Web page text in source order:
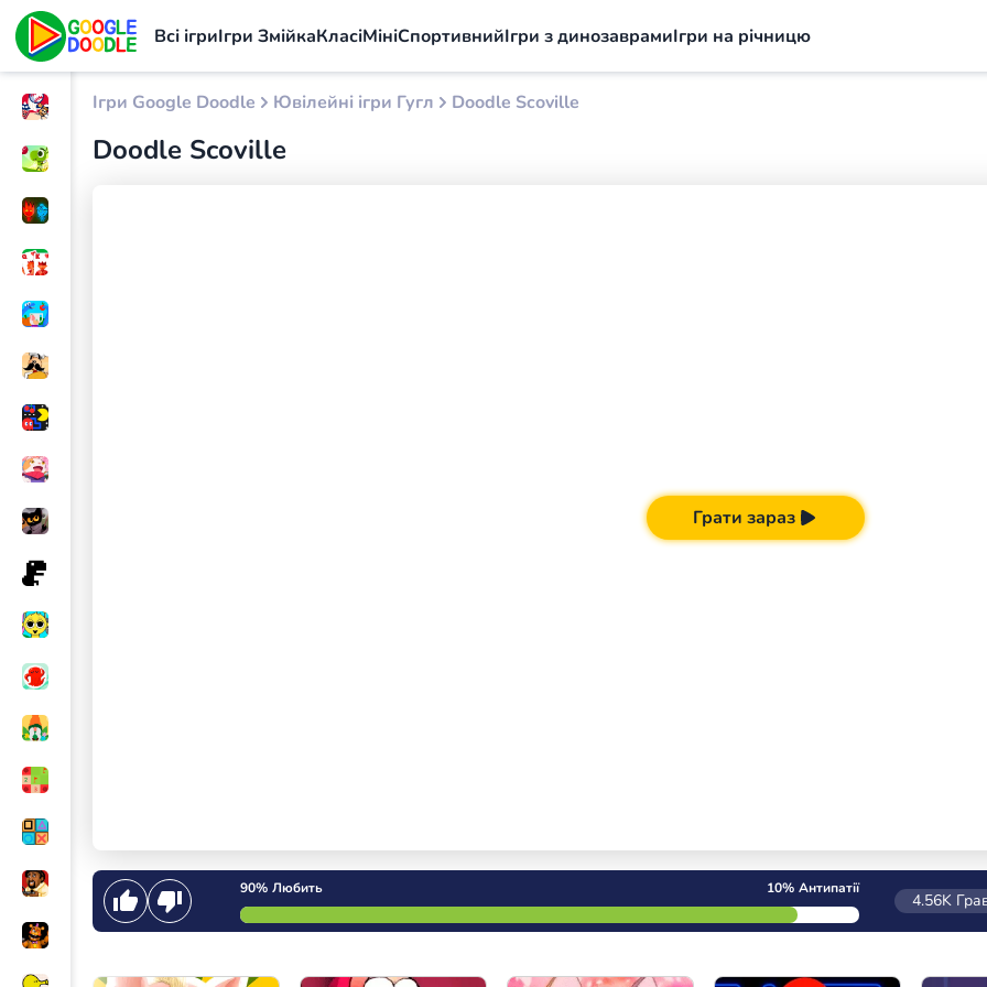
Всі ігриІгри ЗмійкаКласіМініСпортивнийІгри з динозаврамиІгри на річницю
Ігри Google Doodle Ювілейні ігри Гугл Doodle Scoville
Doodle Scoville
Грати зараз
90% Любить 10% Антипатії
4.56K